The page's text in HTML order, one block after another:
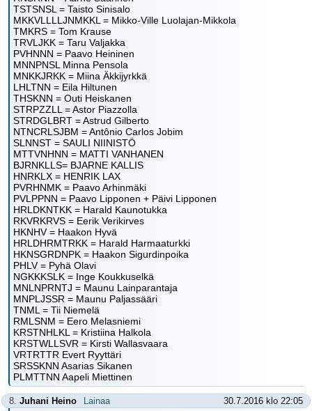
TSTSNSL = Taisto Sinisalo
MKKVLLLLJNMKKL = Mikko-Ville Luolajan-Mikkola
TMKRS = Tom Krause
TRVLJKK = Taru Valjakka
PVHNNN = Paavo Heininen
MNNPNSL Minna Pensola
MNKKJRKK = Miina Äkkijyrkkä
LHLTNN = Eila Hiltunen
THSKNN = Outi Heiskanen
STRPZZLL = Astor Piazzolla
STRDGLBRT = Astrud Gilberto
NTNCRLSJBM = Antônio Carlos Jobim
SLNNST = SAULI NIINISTÖ
MTTVNHNN = MATTI VANHANEN
BJRNKLLS= BJARNE KALLIS
HNRKLX = HENRIK LAX
PVRHNMK = Paavo Arhinmäki
PVLPPNN = Paavo Lipponen + Päivi Lipponen
HRLDKNTKK = Harald Kaunotukka
RKVRKRVS = Eerik Verikirves
HKNHV = Haakon Hyvä
HRLDHRMTRKK = Harald Harmaaturkki
HKNSGRDNPK = Haakon Sigurdinpoika
PHLV = Pyhä Olavi
NGKKKSLK = Inge Koukkuselkä
MNLNPRNTJ = Maunu Lainparantaja
MNPLJSSR = Maunu Paljassääri
TNML = Tii Niemelä
RMLSNM = Eero Melasniemi
KRSTNHLKL = Kristiina Halkola
KRSTWLLSVR = Kirsti Wallasvaara
VRTRTTR Evert Ryyttäri
SRSSKNN Asarias Sikanen
PLMTTNN Aapeli Miettinen
8. Juhani Heino Lainaa 30.7.2016 klo 22:05